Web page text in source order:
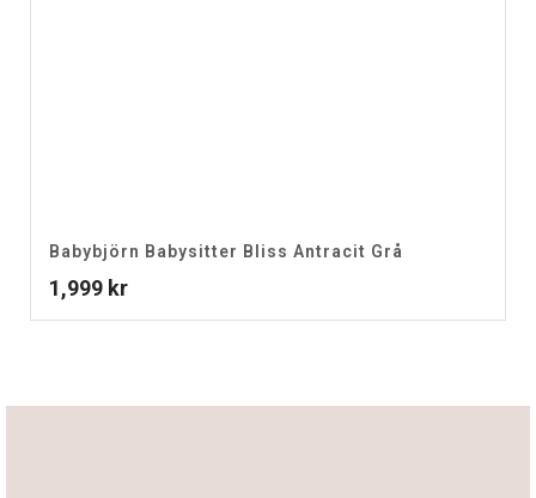
Babybjörn Babysitter Bliss Antracit Grå
1,999 kr